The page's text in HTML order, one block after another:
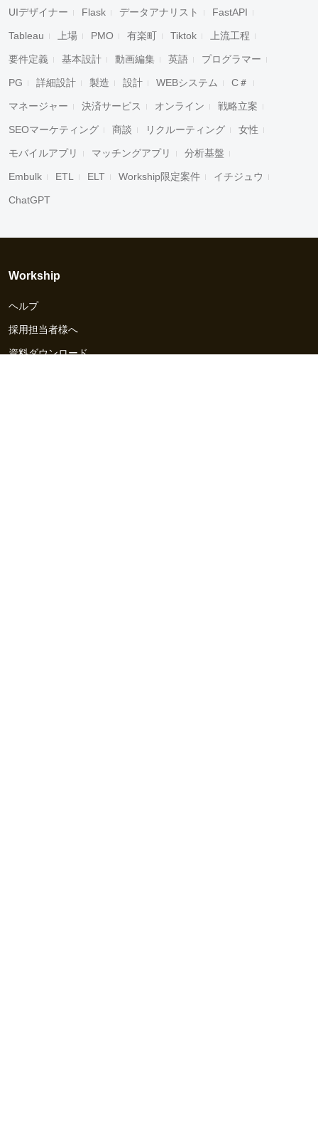
UIデザイナー Flask データアナリスト FastAPI
Tableau 上場 PMO 有楽町 Tiktok 上流工程
要件定義 基本設計 動画編集 英語 プログラマー
PG 詳細設計 製造 設計 WEBシステム C＃
マネージャー 決済サービス オンライン 戦略立案
SEOマーケティング 商談 リクルーティング 女性
モバイルアプリ マッチングアプリ 分析基盤
Embulk ETL ELT Workship限定案件 イチジュウ
ChatGPT
Workship
ヘルプ
採用担当者様へ
資料ダウンロード